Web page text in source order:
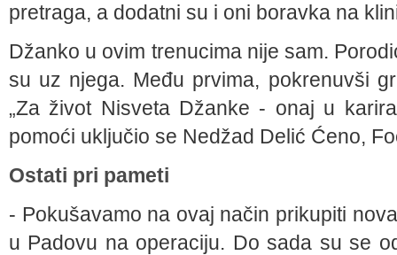
pretraga, a dodatni su i oni boravka na
Džanko u ovim trenucima nije sam.
su uz njega. Među prvima, pokrenuvši
„Za život Nisveta Džanke - onaj u
pomoći uključio se Nedžad Delić Ćeno,
Ostati pri pameti
- Pokušavamo na ovaj način prikupiti
u Padovu na operaciju. Do sada su se